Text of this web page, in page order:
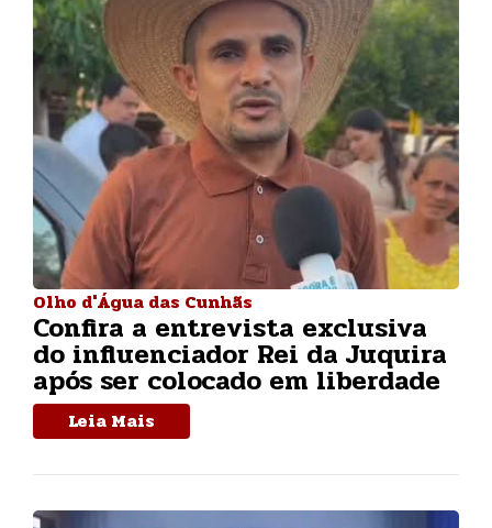
Olho d'Água das Cunhãs
Confira a entrevista exclusiva
do influenciador Rei da Juquira
após ser colocado em liberdade
Leia Mais